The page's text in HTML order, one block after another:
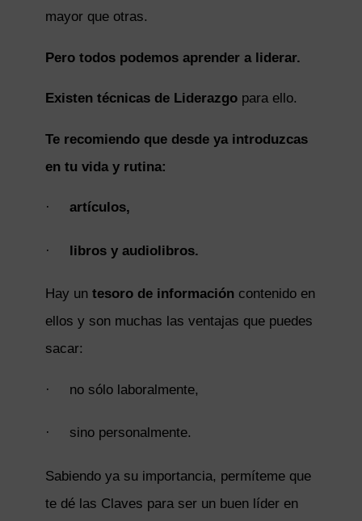
mayor que otras.
Pero todos podemos aprender a liderar.
Existen técnicas de Liderazgo para ello.
Te recomiendo que desde ya introduzcas
en tu vida y rutina:
· artículos,
· libros y audiolibros.
Hay un tesoro de informacióncontenido en
ellos y son muchas las ventajas que puedes
sacar:
· no sólo laboralmente,
· sino personalmente.
Sabiendo ya su importancia, permíteme que
te dé las Claves para ser un buen líder en